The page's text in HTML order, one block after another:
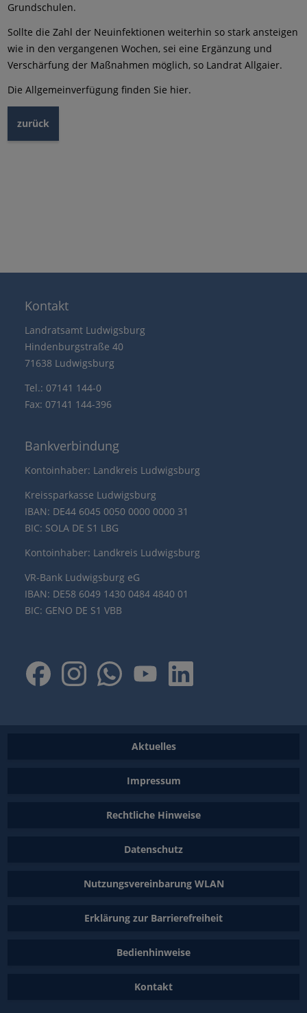
Grundschulen.
Sollte die Zahl der Neuinfektionen weiterhin so stark ansteigen
wie in den vergangenen Wochen, sei eine Ergänzung und
Verschärfung der Maßnahmen möglich, so Landrat Allgaier.
Die Allgemeinverfügung finden Sie hier.
zurück
Kontakt
Landratsamt Ludwigsburg
Hindenburgstraße 40
71638 Ludwigsburg
Tel.: 07141 144-0
Fax: 07141 144-396
Bankverbindung
Kontoinhaber: Landkreis Ludwigsburg
Kreissparkasse Ludwigsburg
IBAN: DE44 6045 0050 0000 0000 31
BIC: SOLA DE S1 LBG
Kontoinhaber: Landkreis Ludwigsburg
VR-Bank Ludwigsburg eG
IBAN: DE58 6049 1430 0484 4840 01
BIC: GENO DE S1 VBB
Aktuelles
Impressum
Rechtliche Hinweise
Datenschutz
Nutzungsvereinbarung WLAN
Erklärung zur Barrierefreiheit
Bedienhinweise
Kontakt